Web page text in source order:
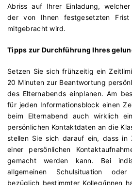
Abriss auf Ihrer Einladung,
der von Ihnen festgesetzten
mitgebracht wird.
Tipps zur Durchführung Ihres
Setzen Sie sich frühzeitig ein
20 Minuten zur Beantwortung
des Elternabends einplanen. Am
für jeden Informationsblock einen
beim Elternabend auch wirklich
persönlichen Kontaktdaten an die
stellen Sie sich darauf ein, dass in
einer persönlichen
gemacht werden kann. Bei
allgemeinen Schulsituation
bezüglich bestimmter Kolleg/innen